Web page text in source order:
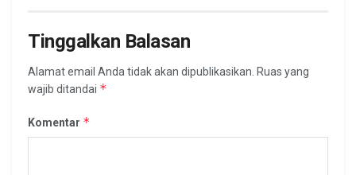
Tinggalkan Balasan
Alamat email Anda tidak akan dipublikasikan. Ruas yang
wajib ditandai *
Komentar *